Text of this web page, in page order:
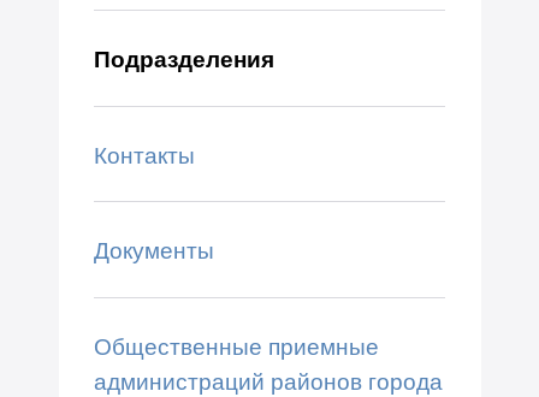
Подразделения
Контакты
Документы
Общественные приемные
администраций районов города